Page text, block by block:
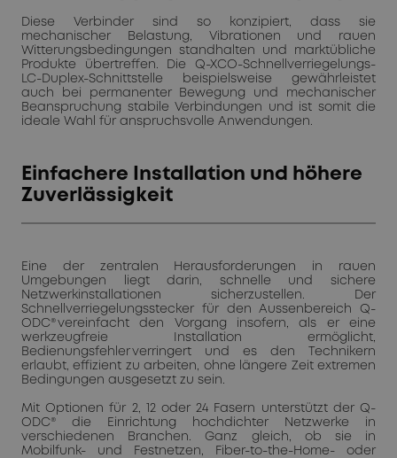
Diese Verbinder sind so konzipiert, dass sie
mechanischer Belastung, Vibrationen und rauen
Witterungsbedingungen standhalten und marktübliche
Produkte übertreffen. Die Q-XCO-Schnellverriegelungs-
LC-Duplex-Schnittstelle beispielsweise gewährleistet
auch bei permanenter Bewegung und mechanischer
Beanspruchung stabile Verbindungen und ist somit die
ideale Wahl für anspruchsvolle Anwendungen.
Einfachere Installation und höhere
Zuverlässigkeit
Eine der zentralen Herausforderungen in rauen
Umgebungen liegt darin, schnelle und sichere
Netzwerkinstallationen sicherzustellen. Der
Schnellverriegelungsstecker für den Aussenbereich Q-
ODC® vereinfacht den Vorgang insofern, als er eine
werkzeugfreie Installation ermöglicht,
Bedienungsfehler verringert und es den Technikern
erlaubt, effizient zu arbeiten, ohne längere Zeit extremen
Bedingungen ausgesetzt zu sein.
Mit Optionen für 2, 12 oder 24 Fasern unterstützt der Q-
ODC® die Einrichtung hochdichter Netzwerke in
verschiedenen Branchen. Ganz gleich, ob sie in
Mobilfunk- und Festnetzen, Fiber-to-the-Home- oder